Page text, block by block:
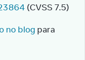
(CVSS 7.5)
no blog para